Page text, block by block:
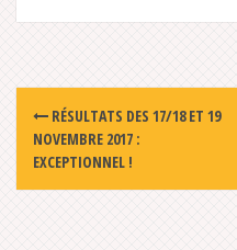
Post
navigation
RÉSULTATS DES 17/18 ET 19
NOVEMBRE 2017 :
EXCEPTIONNEL !